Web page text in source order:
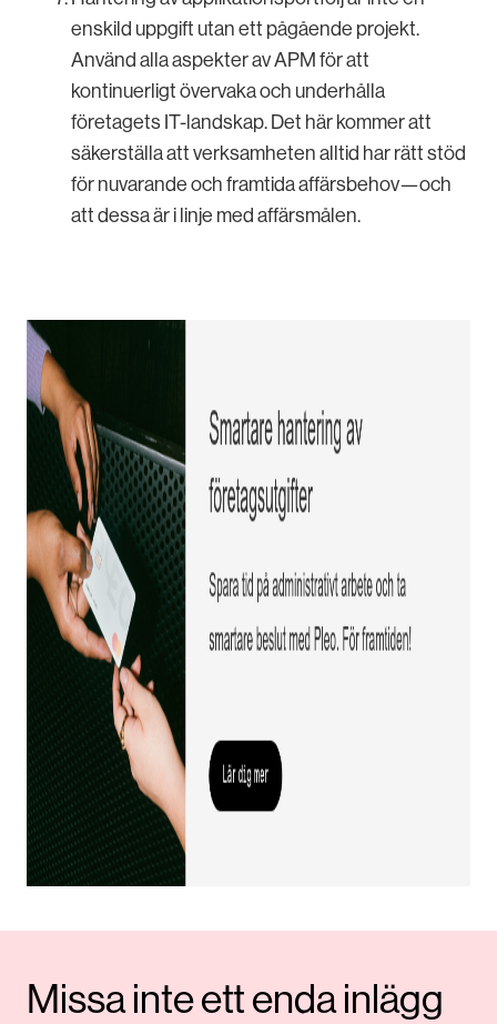
enskild uppgift utan ett pågående projekt.
Använd alla aspekter av APM för att
kontinuerligt övervaka och underhålla
företagets IT-landskap. Det här kommer att
säkerställa att verksamheten alltid har rätt stöd
för nuvarande och framtida affärsbehov—och
att dessa är i linje med affärsmålen.
Missa inte ett enda inlägg